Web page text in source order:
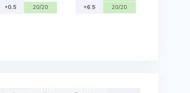
+0.5
20/20
+6.5
20/20